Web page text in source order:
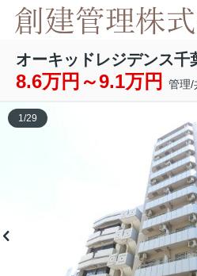
オーキッドレジデンス千
8.6万円～9.1万円 管理/
1/29